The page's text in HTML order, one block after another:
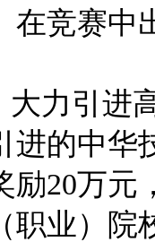
在竞赛中
大力引
进的中华
励20万元
职业）院